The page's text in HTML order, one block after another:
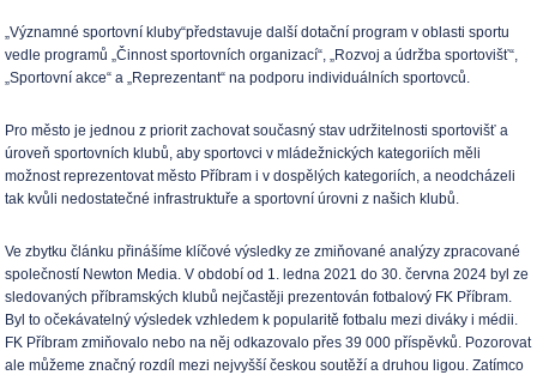
„Významné sportovní kluby“představuje další dotační program v oblasti sportu
vedle programů „Činnost sportovních organizací“, „Rozvoj a údržba sportovišť“,
„Sportovní akce“ a „Reprezentant“ na podporu individuálních sportovců.
Pro město je jednou z priorit zachovat současný stav udržitelnosti sportovišť a
úroveň sportovních klubů, aby sportovci v mládežnických kategoriích měli
možnost reprezentovat město Příbram i v dospělých kategoriích, a neodcházeli
tak kvůli nedostatečné infrastruktuře a sportovní úrovni z našich klubů.
Ve zbytku článku přinášíme klíčové výsledky ze zmiňované analýzy zpracované
společností Newton Media. V období od 1. ledna 2021 do 30. června 2024 byl ze
sledovaných příbramských klubů nejčastěji prezentován fotbalový FK Příbram.
Byl to očekávatelný výsledek vzhledem k popularitě fotbalu mezi diváky i médii.
FK Příbram zmiňovalo nebo na něj odkazovalo přes 39 000 příspěvků. Pozorovat
ale můžeme značný rozdíl mezi nejvyšší českou soutěží a druhou ligou. Zatímco